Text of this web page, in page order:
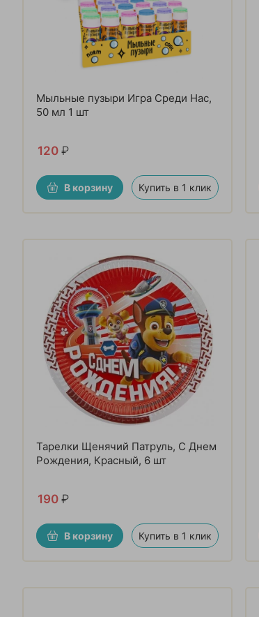
Мыльные пузыри Игра Среди Нас,
50 мл 1 шт
120 ₽
В корзину Купить в 1 клик
Тарелки Щенячий Патруль, С Днем
Рождения, Красный, 6 шт
190 ₽
В корзину Купить в 1 клик